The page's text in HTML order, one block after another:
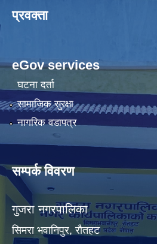
प्रवक्ता
eGov services
घटना दर्ता
सामाजिक सुरक्षा
नागरिक वडापत्र
सम्पर्क विवरण
गुजरा नगरपालिका
सिमरा भवानिपुर, राैतहट